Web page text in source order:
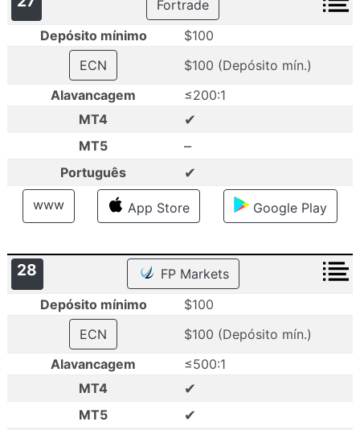
Fortrade
Depósito mínimo
$100
ECN
$100 (Depósito mín.)
Alavancagem
≤200:1
MT4
✔
MT5 –
Português ✔
www App Store Google Play
28
FP Markets
Depósito mínimo
$100
ECN
$100 (Depósito mín.)
Alavancagem
≤500:1
MT4
✔
MT5 ✔